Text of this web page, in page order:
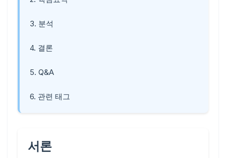
3. 분석
4. 결론
5. Q&A
6. 관련 태그
서론